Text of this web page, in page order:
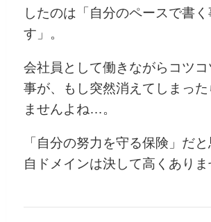
したのは「自分のペースで書く
す」。
会社員として働きながらコツ
事が、もし突然消えてしまっ
ませんよね…。
「自分の努力を守る保険」だ
自ドメインは決して高くありま